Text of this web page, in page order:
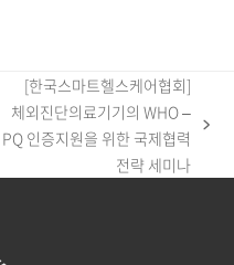
next
[한국스마트헬스케어협회]
체외진단의료기기의 WHO –
PQ 인증지원을 위한 국제협력
전략 세미나